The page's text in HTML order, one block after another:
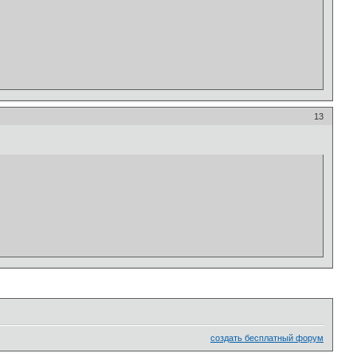
13
создать бесплатный форум